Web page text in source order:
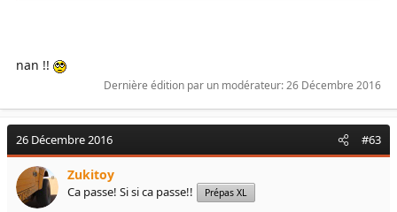
nan !!
Dernière édition par un modérateur:26 Décembre 2016
26 Décembre 2016 #63
Zukitoy
Ca passe! Si si ca passe!! Prépas XL